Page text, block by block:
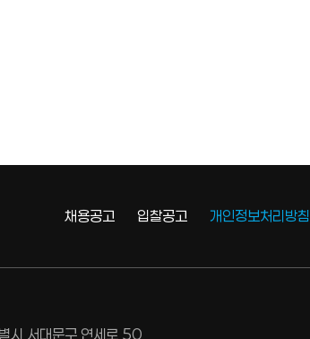
채용공고 입찰공고 개인정보처리방침
서대문구 연세로 50